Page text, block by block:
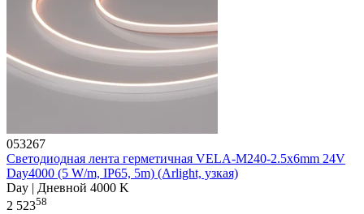
053267
Светодиодная лента герметичная VELA-M240-2.5x6mm 24V
Day4000 (5 W/m, IP65, 5m) (Arlight, узкая)
Day | Дневной 4000 K
2 52358